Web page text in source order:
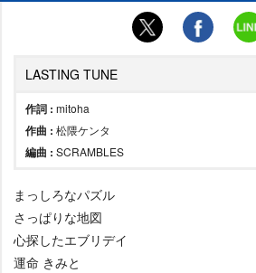
LASTING TUNE
作詞 : mitoha
作曲 : 松隈ケンタ
編曲 : SCRAMBLES
まっしろなパズル
さっぱりな地図
心探したエブリデイ
運命 きみと